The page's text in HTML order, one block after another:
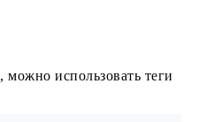
, можно использовать теги